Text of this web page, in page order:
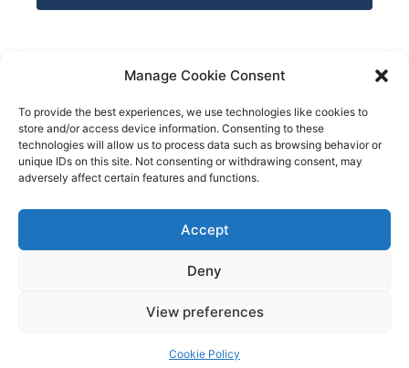
Manage Cookie Consent
To provide the best experiences, we use technologies like cookies to
store and/or access device information. Consenting to these
technologies will allow us to process data such as browsing behavior or
unique IDs on this site. Not consenting or withdrawing consent, may
adversely affect certain features and functions.
Accept
Deny
View preferences
Cookie Policy
Netsolution Consulting Group GmbH
8032 Zürich
Schweiz
Telefon +41 78 824 29 50
Mail info@netsolution.ch
© 2026 Netsolution Consulting Group GmbH
We use cookies on our website to give you the most
relevant experience by remembering your preferences
and repeat visits. By clicking “Accept All”, you consent to
the use of ALL the cookies. However, you may visit